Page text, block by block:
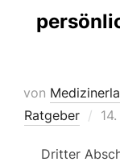
von
Ratgeber
Dritter